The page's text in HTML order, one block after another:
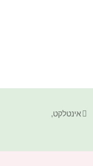
תגיות
אינטלקט,